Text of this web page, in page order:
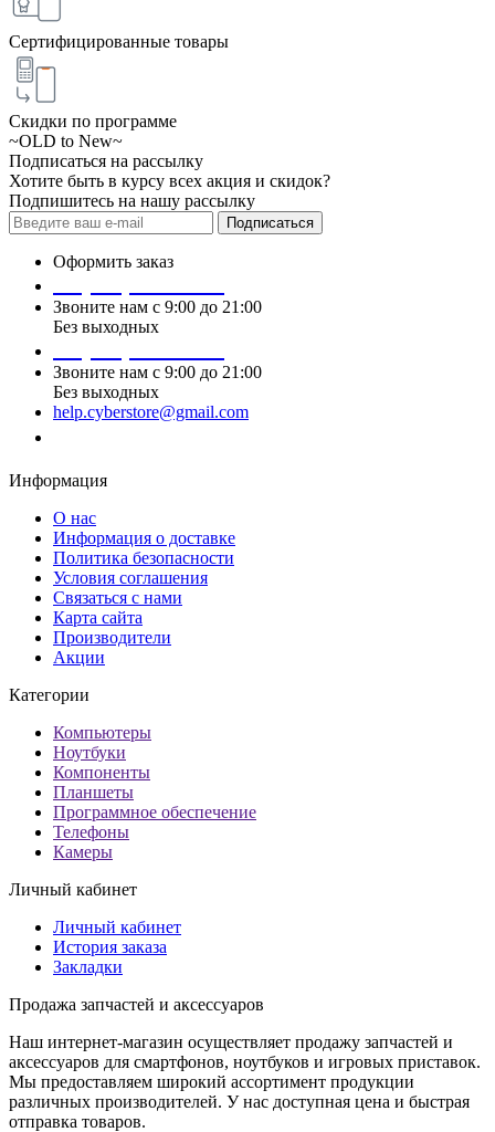
Сертифицированные товары
Скидки по программе
~OLD to New~
Подписаться на рассылку
Хотите быть в курсу всех акция и скидок?
Подпишитесь на нашу рассылку
Подписаться
Оформить заказ
Звоните нам с 9:00 до 21:00
Без выходных
Звоните нам с 9:00 до 21:00
Без выходных
help.cyberstore@gmail.com
Информация
О нас
Информация о доставке
Политика безопасности
Условия соглашения
Связаться с нами
Карта сайта
Производители
Акции
Категории
Компьютеры
Ноутбуки
Компоненты
Планшеты
Программное обеспечение
Телефоны
Камеры
Личный кабинет
Личный кабинет
История заказа
Закладки
Продажа запчастей и аксессуаров
Наш интернет-магазин осуществляет продажу запчастей и
аксессуаров для смартфонов, ноутбуков и игровых приставок.
Мы предоставляем широкий ассортимент продукции
различных производителей. У нас доступная цена и быстрая
отправка товаров.